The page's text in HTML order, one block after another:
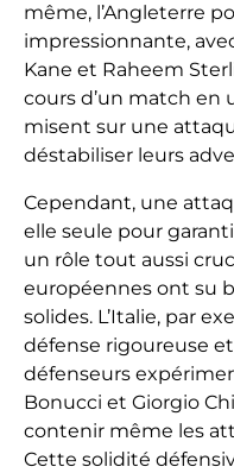
même, l’Angleterre
impressionnante,
Kane et Raheem
cours d’un match en
misent sur une
déstabiliser leurs
Cependant, une
elle seule pour
un rôle tout aussi
européennes ont su
solides. L’Italie, par
défense rigoureuse
défenseurs
Bonucci et Giorgio
contenir même les
Cette solidité